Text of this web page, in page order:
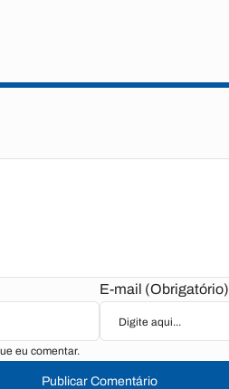
E-mail (Obrigatório)
eu comentar.
Publicar Comentário